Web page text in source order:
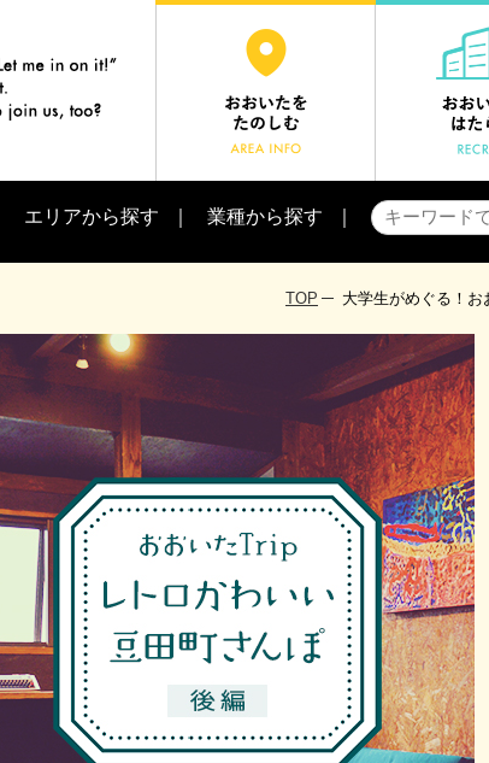
エリアから探す 業種から探す
TOP 大学生がめぐる！